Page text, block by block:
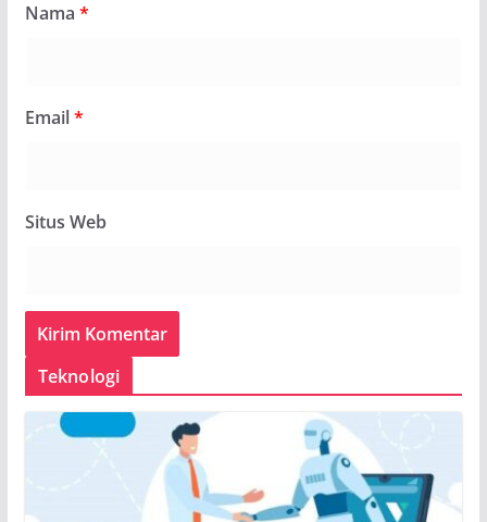
Nama *
Email*
Situs Web
Teknologi